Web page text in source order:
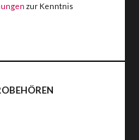
zur Kenntnis